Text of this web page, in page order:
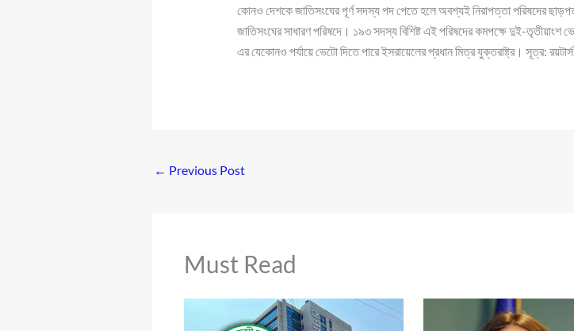
কোনও দেশকে জাতিসংঘের পূর্ণ সদস্য পদ পেতে হলে অবশ্যই নিরাপত্তা পরিষদের
জাতিসংঘের সাধারণ পরিষদে। ১৯৩ সদস্য বিশিষ্ট এই পরিষদের কমপক্ষে দুই-তৃতীয়াংশ
এর যেকোনও পর্যায়ে ভেটো দিতে পারে ইসরায়েলের প্রধান মিত্র যুক্তরাষ্ট্র। সূত্র:
← Previous Post
Must Read